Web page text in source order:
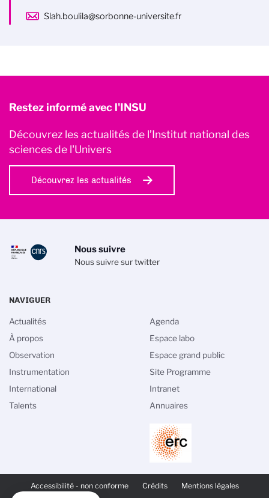
Slah.boulila@sorbonne-universite.fr
Restez informé avec l'INSU
Découvrez les actualités de l’Institut national des
sciences de l'Univers
Découvrez les actualités
Nous suivre
Nous suivre sur twitter
PAGE
Accessibilité - non conforme Crédits Mentions légales
NAVIGUER
Actualités
À propos
Observation
Instrumentation
International
Talents
Agenda
Espace labo
Espace grand public
Site Programme
Intranet
Annuaires